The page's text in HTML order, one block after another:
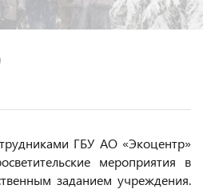
ГБУ АО «Экоцентр»
мероприятия в
заданием учреждения.